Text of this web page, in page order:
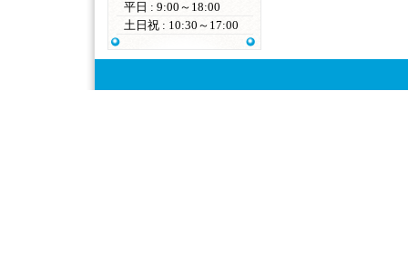
平日 : 9:00～18:00
土日祝 : 10:30～17:00